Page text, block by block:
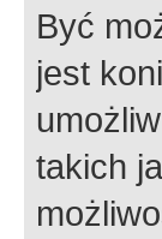
Być
jest
takich